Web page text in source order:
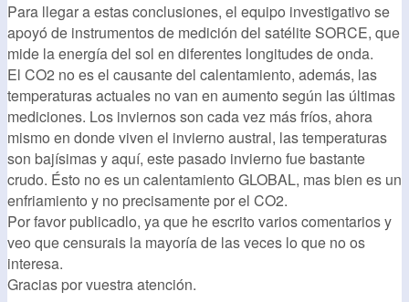
Para llegar a estas conclusiones, el equipo investigativo se
apoyó de instrumentos de medición del satélite SORCE, que
mide la energía del sol en diferentes longitudes de onda.
El CO2 no es el causante del calentamiento, además, las
temperaturas actuales no van en aumento según las últimas
mediciones. Los inviernos son cada vez más fríos, ahora
mismo en donde viven el invierno austral, las temperaturas
son bajísimas y aquí, este pasado invierno fue bastante
crudo. Ésto no es un calentamiento GLOBAL, mas bien es un
enfriamiento y no precisamente por el CO2.
Por favor publicadlo, ya que he escrito varios comentarios y
veo que censurais la mayoría de las veces lo que no os
interesa.
Gracias por vuestra atención.